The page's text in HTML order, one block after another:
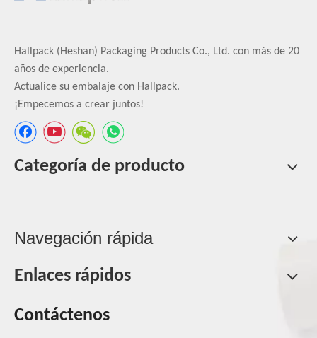
Hallpack (Heshan) Packaging Products Co., Ltd. con más de 20
años de experiencia.
Actualice su embalaje con Hallpack.
¡Empecemos a crear juntos!
Categoría de producto
Navegación rápida
Enlaces rápidos
Contáctenos